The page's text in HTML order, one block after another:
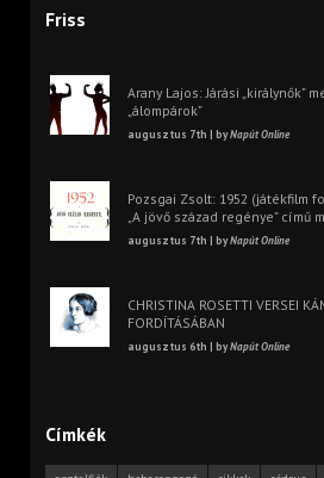
Friss
Arany Lajos: Járási „királynők”
„álompárok”
augusztus 7th | byNapút Online
Pozsgai Zsolt: 1952 (játékfilm
„A jövő század regénye” című
augusztus 7th | byNapút Online
CHRISTINA ROSETTI VERSEI
FORDÍTÁSÁBAN
augusztus 6th | byNapút Online
Címkék